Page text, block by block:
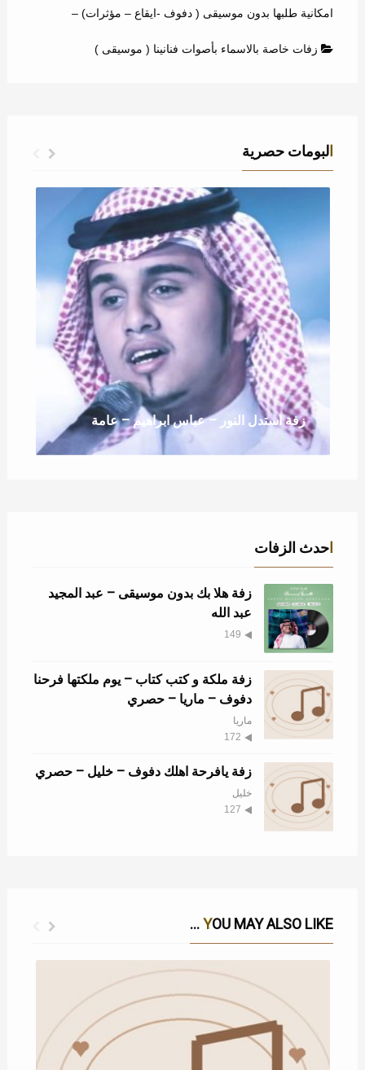
امكانية طلبها بدون موسيقى ( دفوف -ايقاع – مؤثرات) –
زفات خاصة بالاسماء بأصوات فنانينا ( موسيقى )
البومات حصرية
زفة استدل النور – عباس ابراهيم – عامة
احدث الزفات
زفة هلا بك بدون موسيقى – عبد المجيد
عبد الله
149
زفة ملكة و كتب كتاب – يوم ملكتها فرحنا
دفوف – ماريا – حصري
ماريا
172
زفة يافرحة اهلك دفوف – خليل – حصري
خليل
127
YOU MAY ALSO LIKE ...